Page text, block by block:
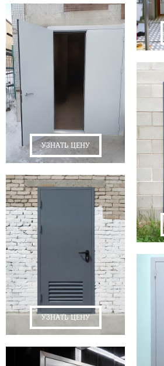
УЗНАТЬ ЦЕНУ
УЗНАТЬ ЦЕНУ